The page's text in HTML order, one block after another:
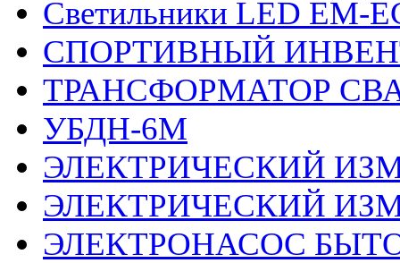
Светильники LED EM-
СПОРТИВНЫЙ
ТРАНСФОРМАТОР
УБДН-6М
ЭЛЕКТРИЧЕСКИЙ
ЭЛЕКТРИЧЕСКИЙ
ЭЛЕКТРОНАСОС